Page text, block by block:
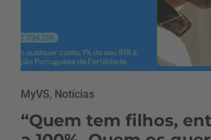
MyVS, Notícias
“Quem tem filhos,